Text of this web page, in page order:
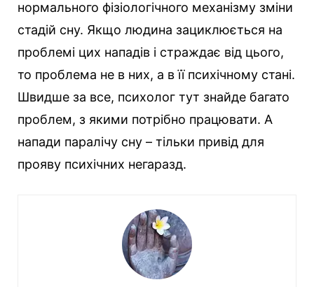
нормального фізіологічного механізму зміни
стадій сну. Якщо людина зациклюється на
проблемі цих нападів і страждає від цього,
то проблема не в них, а в її психічному стані.
Швидше за все, психолог тут знайде багато
проблем, з якими потрібно працювати. А
напади паралічу сну – тільки привід для
прояву психічних негаразд.